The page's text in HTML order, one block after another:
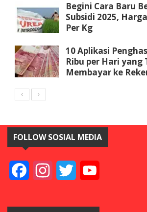
Begini Cara Baru
Subsidi 2025,
Per Kg
10 Aplikasi
Ribu per Hari yang
Membayar ke
FOLLOW SOSIAL MEDIA
FacebookInstagramTwitter